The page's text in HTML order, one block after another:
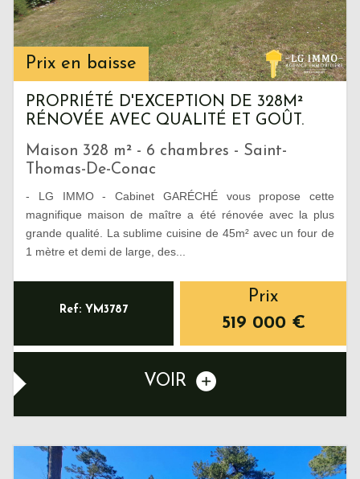
Prix en baisse
PROPRIÉTÉ D'EXCEPTION DE 328M²
RÉNOVÉE AVEC QUALITÉ ET GOÛT.
Maison 328 m² - 6 chambres - Saint-
Thomas-De-Conac
- LG IMMO - Cabinet GARÉCHÉ vous propose cette
magnifique maison de maître a été rénovée avec la plus
grande qualité. La sublime cuisine de 45m² avec un four de
1 mètre et demi de large, des...
Ref: YM3787
Prix
519 000 €
VOIR